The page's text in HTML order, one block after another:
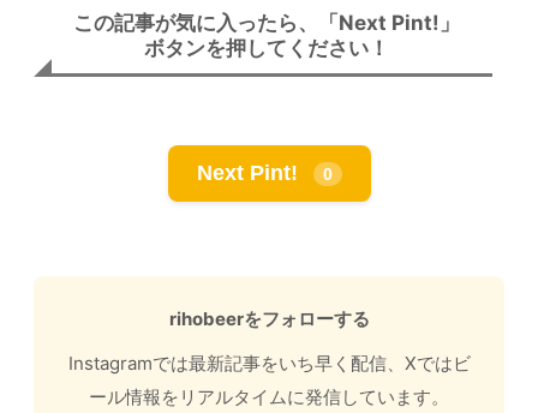
この記事が気に入ったら、「Next Pint!」
ボタンを押してください！
Next Pint! 0
rihobeerをフォローする
Instagramでは最新記事をいち早く配信、Xではビ
ール情報をリアルタイムに発信しています。